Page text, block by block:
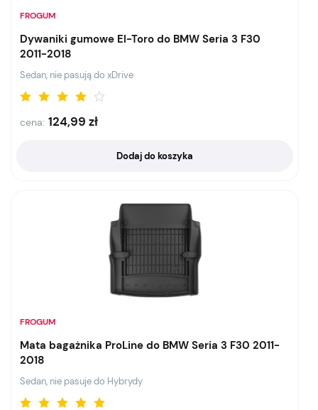
FROGUM
Dywaniki gumowe El-Toro do BMW Seria 3 F30
2011-2018
Sedan, nie pasują do xDrive
cena: 124,99 zł
Dodaj do koszyka
FROGUM
Mata bagażnika ProLine do BMW Seria 3 F30 2011-
2018
Sedan, nie pasuje do Hybrydy